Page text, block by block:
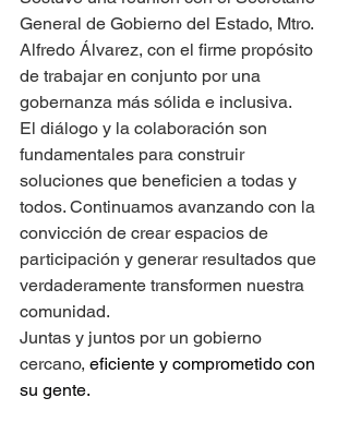
General de Gobierno del Estado, Mtro.
Alfredo Álvarez, con el firme propósito
de trabajar en conjunto por una
gobernanza más sólida e inclusiva.
El diálogo y la colaboración son
fundamentales para construir
soluciones que beneficien a todas y
todos. Continuamos avanzando con la
convicción de crear espacios de
participación y generar resultados que
verdaderamente transformen nuestra
comunidad.
Juntas y juntos por un gobierno
cercano, eficiente y comprometido con
su gente.